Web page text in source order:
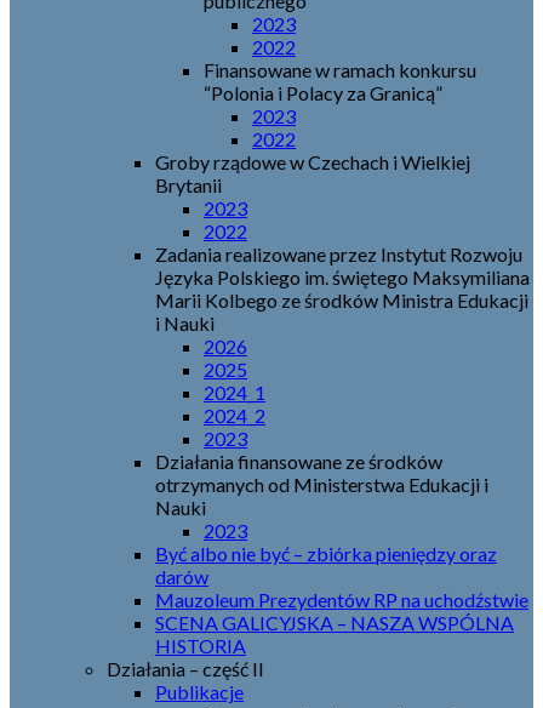
2023
2022
Finansowane w ramach konkursu
“Polonia i Polacy za Granicą”
2023
2022
Groby rządowe w Czechach i Wielkiej
Brytanii
2023
2022
Zadania realizowane przez Instytut Rozwoju
Języka Polskiego im. świętego Maksymiliana
Marii Kolbego ze środków Ministra Edukacji
i Nauki
2026
2025
2024_1
2024_2
2023
Działania finansowane ze środków
otrzymanych od Ministerstwa Edukacji i
Nauki
2023
Być albo nie być – zbiórka pieniędzy oraz
darów
Mauzoleum Prezydentów RP na uchodźstwie
SCENA GALICYJSKA – NASZA WSPÓLNA
HISTORIA
Działania – część II
Publikacje